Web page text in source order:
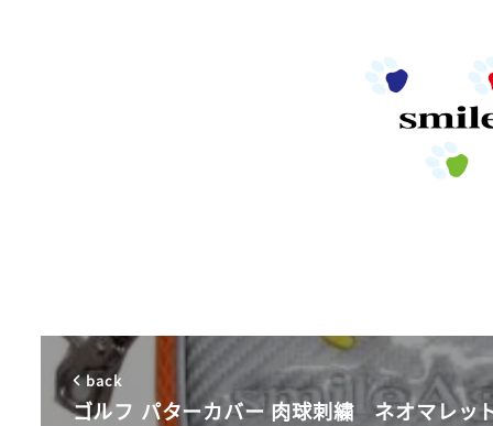
back
ゴルフ パターカバー 肉球刺繍 ネオマレッ